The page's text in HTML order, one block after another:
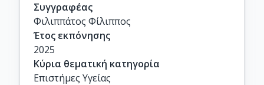
Συγγραφέας
Φιλιππάτος Φίλιππος
Έτος εκπόνησης
2025
Κύρια θεματική κατηγορία
Επιστήμες Υγείας